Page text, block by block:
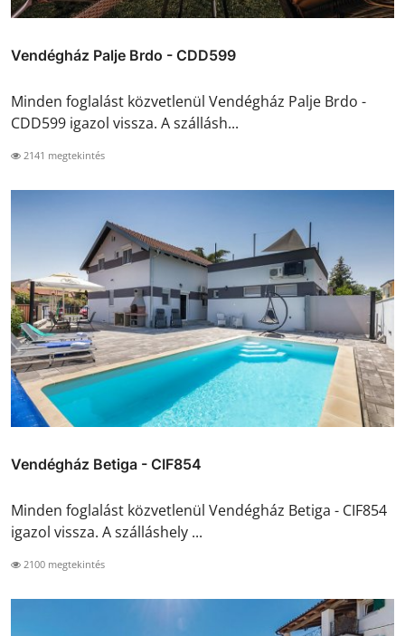
Vendégház Palje Brdo - CDD599
Minden foglalást közvetlenül Vendégház Palje Brdo -
CDD599 igazol vissza. A szállásh...
2141 megtekintés
Vendégház Betiga - CIF854
Minden foglalást közvetlenül Vendégház Betiga - CIF854
igazol vissza. A szálláshely ...
2100 megtekintés